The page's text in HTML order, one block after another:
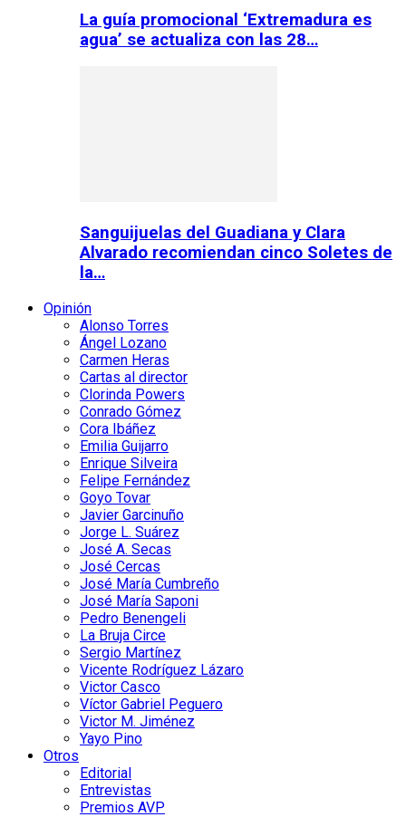
La guía promocional ‘Extremadura es
agua’ se actualiza con las 28…
Sanguijuelas del Guadiana y Clara
Alvarado recomiendan cinco Soletes de
la…
Opinión
Alonso Torres
Ángel Lozano
Carmen Heras
Cartas al director
Clorinda Powers
Conrado Gómez
Cora Ibáñez
Emilia Guijarro
Enrique Silveira
Felipe Fernández
Goyo Tovar
Javier Garcinuño
Jorge L. Suárez
José A. Secas
José Cercas
José María Cumbreño
José María Saponi
Pedro Benengeli
La Bruja Circe
Sergio Martínez
Vicente Rodríguez Lázaro
Victor Casco
Víctor Gabriel Peguero
Victor M. Jiménez
Yayo Pino
Otros
Editorial
Entrevistas
Premios AVP